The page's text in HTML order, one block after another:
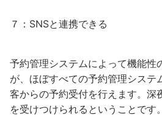
７： SNSと連携できる
予約管理システムによって機能性
が、ほぼすべての予約管理システ
客からの予約受付を行えます。深
を受けつけられるということです。